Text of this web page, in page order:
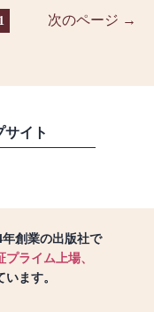
1 次のページ →
サイト
創業の出版社で
ライム上場、
ます。